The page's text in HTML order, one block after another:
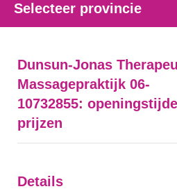
Selecteer provincie
Dunsun-Jonas
Massagepraktijk 06-
10732855:
prijzen
Details